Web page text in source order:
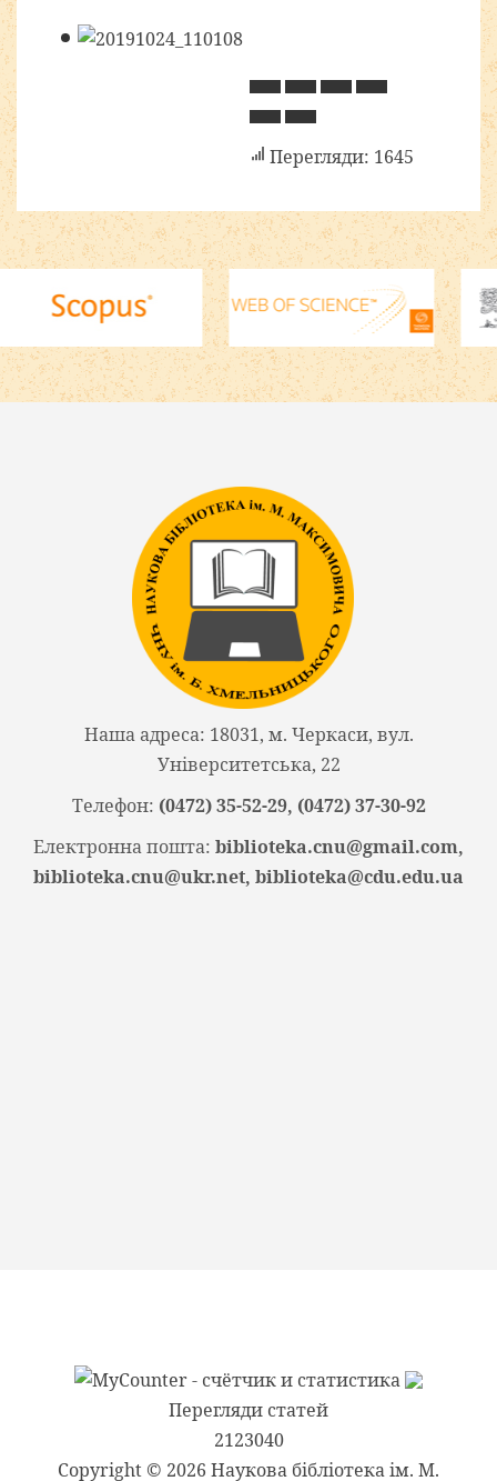
Перегляди: 1645
Наша адреса: 18031, м. Черкаси, вул.
Університетська, 22
Телефон: (0472) 35-52-29, (0472) 37-30-92
Електронна пошта: biblioteka.cnu@gmail.com,
biblioteka.cnu@ukr.net, biblioteka@cdu.edu.ua
Перегляди статей
2123040
Copyright © 2026 Наукова бібліотека ім. М.